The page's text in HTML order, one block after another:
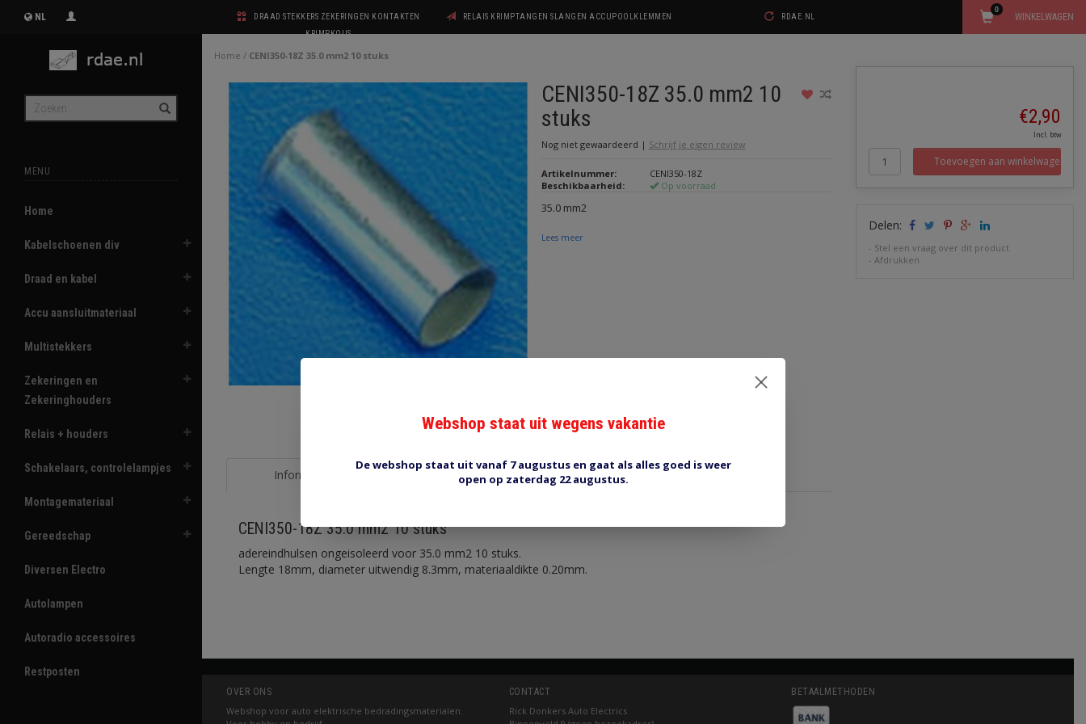
NL
DRAAD STEKKERS ZEKERINGEN KONTAKTEN
KRIMPKOUS
RELAIS KRIMPTANGEN SLANGEN ACCUPOOLKLEMMEN RDAE.NL WINKELWAGEN
0
MENU
Home
Kabelschoenen div
Draad en kabel
Accu aansluitmateriaal
Multistekkers
Zekeringen en
Zekeringhouders
Relais + houders
Schakelaars, controlelampjes
Montagemateriaal
Gereedschap
Diversen Electro
Autolampen
Autoradio accessoires
Restposten
Home / CENI350-18Z 35.0 mm2 10 stuks
CENI350-18Z 35.0 mm2 10
stuks
Nog niet gewaardeerd | Schrijf je eigen review
Artikelnummer:
CENI350-18Z
Beschikbaarheid:
Op voorraad
35.0 mm2
Lees meer
Informatie Reviews (0) Tags (0)
CENI350-18Z 35.0 mm2 10 stuks
adereindhulsen ongeisoleerd voor 35.0 mm2 10 stuks.
Lengte 18mm, diameter uitwendig 8.3mm, materiaaldikte 0.20mm.
€2,90
Incl. btw
Toevoegen aan winkelwagen
Delen:
- Stel een vraag over dit product
-Afdrukken
OVER ONS
Webshop voor auto elektrische bedradingsmaterialen.
CONTACT
Rick Donkers Auto Electrics
BETAALMETHODEN
Webshop staat uit wegens vakantie
De webshop staat uit vanaf 7 augustus en gaat als alles goed is weer
open op zaterdag 22 augustus.